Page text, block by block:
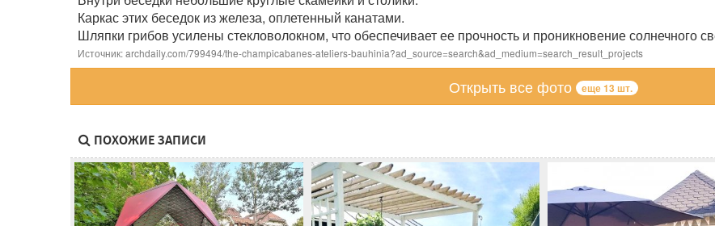
Каркас этих беседок из железа, оплетенный канатами.
Шляпки грибов усилены стекловолокном, что обеспечивает ее прочность и проникновение солнечного
Источник: archdaily.com/799494/the-champicabanes-ateliers-bauhinia?ad_source=search&ad_medium=search_result_projects
Открыть все фото еще 13 шт.
ПОХОЖИЕ ЗАПИСИ